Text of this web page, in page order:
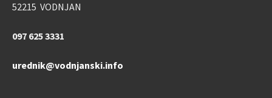
52215 VODNJAN
097 625 3331
urednik@vodnjanski.info